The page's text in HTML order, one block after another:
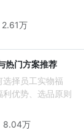
2.61万
热门方案推荐
选择员工实物福
优势、选品原则
8.04万